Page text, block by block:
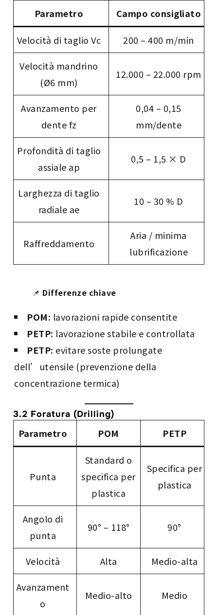
Parametro Campo consigliato
Velocità di taglio Vc 200 – 400 m/min
Velocità mandrino
(Ø6 mm)
12.000 – 22.000 rpm
Avanzamento per
dente fz
0,04 – 0,15
mm/dente
Profondità di taglio
assiale ap
0,5 – 1,5 × D
Larghezza di taglio
radiale ae
10 – 30 % D
Raffreddamento
Aria / minima
lubrificazione
📌 Differenze chiave
POM: lavorazioni rapide consentite
PETP: lavorazione stabile e controllata
PETP: evitare soste prolungate
dell’utensile (prevenzione della
concentrazione termica)
3.2 Foratura (Drilling)
Parametro POM PETP
Punta
Standard o
specifica per
plastica
Specifica per
plastica
Angolo di
punta
90° – 118° 90°
Velocità Alta Medio-alta
Avanzament
o
Medio-alto Medio